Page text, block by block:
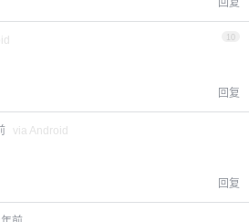
回复
10
回复
via Android
回复